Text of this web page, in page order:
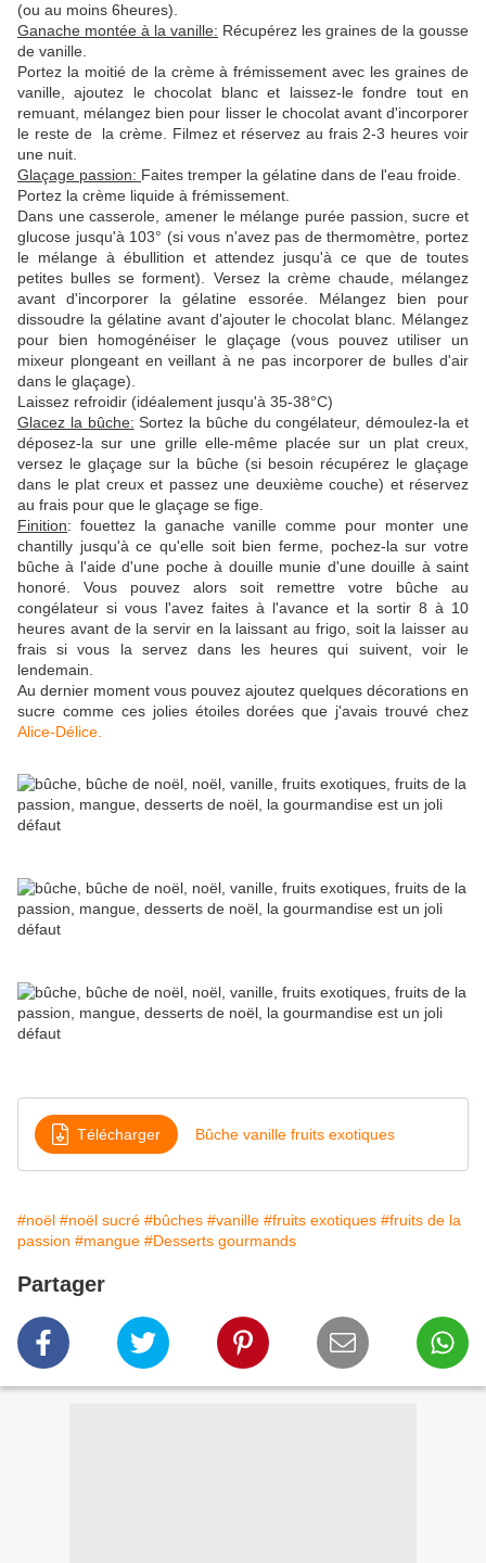
(ou au moins 6heures).
Ganache montée à la vanille: Récupérez les graines de la gousse
de vanille.
Portez la moitié de la crème à frémissement avec les graines de
vanille, ajoutez le chocolat blanc et laissez-le fondre tout en
remuant, mélangez bien pour lisser le chocolat avant d'incorporer
le reste de la crème. Filmez et réservez au frais 2-3 heures voir
une nuit.
Glaçage passion: Faites tremper la gélatine dans de l'eau froide.
Portez la crème liquide à frémissement.
Dans une casserole, amener le mélange purée passion, sucre et
glucose jusqu'à 103° (si vous n'avez pas de thermomètre, portez
le mélange à ébullition et attendez jusqu'à ce que de toutes
petites bulles se forment). Versez la crème chaude, mélangez
avant d'incorporer la gélatine essorée. Mélangez bien pour
dissoudre la gélatine avant d'ajouter le chocolat blanc. Mélangez
pour bien homogénéiser le glaçage (vous pouvez utiliser un
mixeur plongeant en veillant à ne pas incorporer de bulles d'air
dans le glaçage)
Laissez refroidir (idéalement jusqu'à 35-38°C)
Glacez la bûche: Sortez la bûche du congélateur, démoulez-la et
déposez-la sur une grille elle-même placée sur un plat creux,
versez le glaçage sur la bûche (si besoin récupérez le glaçage
dans le plat creux et passez une deuxième couche) et réservez
au frais pour que le glaçage se fige.
Finition: fouettez la ganache vanille comme pour monter une
chantilly jusqu'à ce qu'elle soit bien ferme, pochez-la sur votre
bûche à l'aide d'une poche à douille munie d'une douille à saint
honoré. Vous pouvez alors soit remettre votre bûche au
congélateur si vous l'avez faites à l'avance et la sortir 8 à 10
heures avant de la servir en la laissant au frigo, soit la laisser au
frais si vous la servez dans les heures qui suivent, voir le
lendemain.
Au dernier moment vous pouvez ajoutez quelques décorations en
sucre comme ces jolies étoiles dorées que j'avais trouvé chez
Alice-Délice.
Télécharger Bûche vanille fruits exotiques
#noël #noël sucré #bûches #vanille #fruits exotiques #fruits de la
passion #mangue #Desserts gourmands
Partager